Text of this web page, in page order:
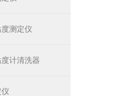
测定仪
计清洗器